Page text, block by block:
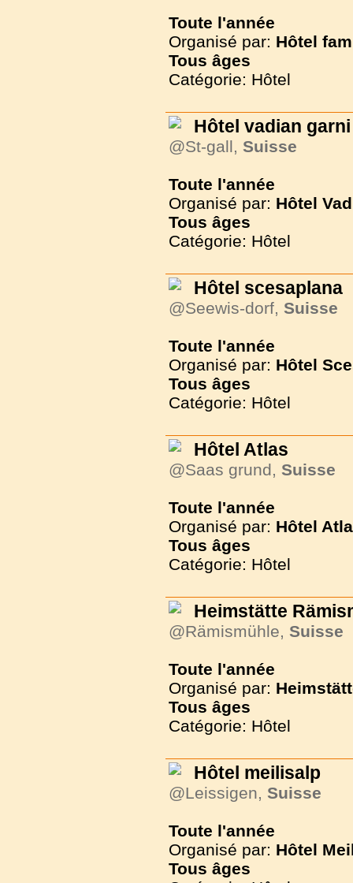
Toute l'année
Organisé par: Hôtel
Tous âges
Catégorie: Hôtel
Hôtel vadian garni
@St-gall, Suisse
Toute l'année
Organisé par: Hôtel
Tous âges
Catégorie: Hôtel
Hôtel scesaplana
@Seewis-dorf, Suisse
Toute l'année
Organisé par: Hôtel
Tous âges
Catégorie: Hôtel
Hôtel Atlas
@Saas grund, Suisse
Toute l'année
Organisé par: Hôtel
Tous âges
Catégorie: Hôtel
Heimstätte
@Rämismühle, Suisse
Toute l'année
Organisé par:
Tous âges
Catégorie: Hôtel
Hôtel meilisalp
@Leissigen, Suisse
Toute l'année
Organisé par: Hôtel
Tous âges